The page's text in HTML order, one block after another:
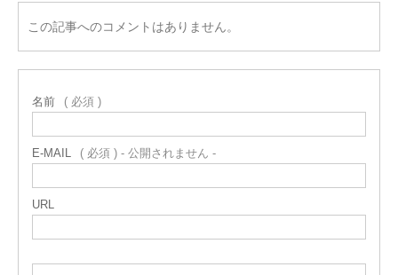
この記事へのコメントはありません。
名前 ( 必須 )
E-MAIL ( 必須 ) - 公開されません -
URL